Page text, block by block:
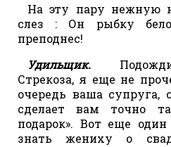
На эту пару нежную
слез : Он рыбку
преподнес!
Удильщик.
Стрекоза, я еще не
очередь ваша супруга,
сделает вам точно
подарок». Вот еще один
знать жениху о